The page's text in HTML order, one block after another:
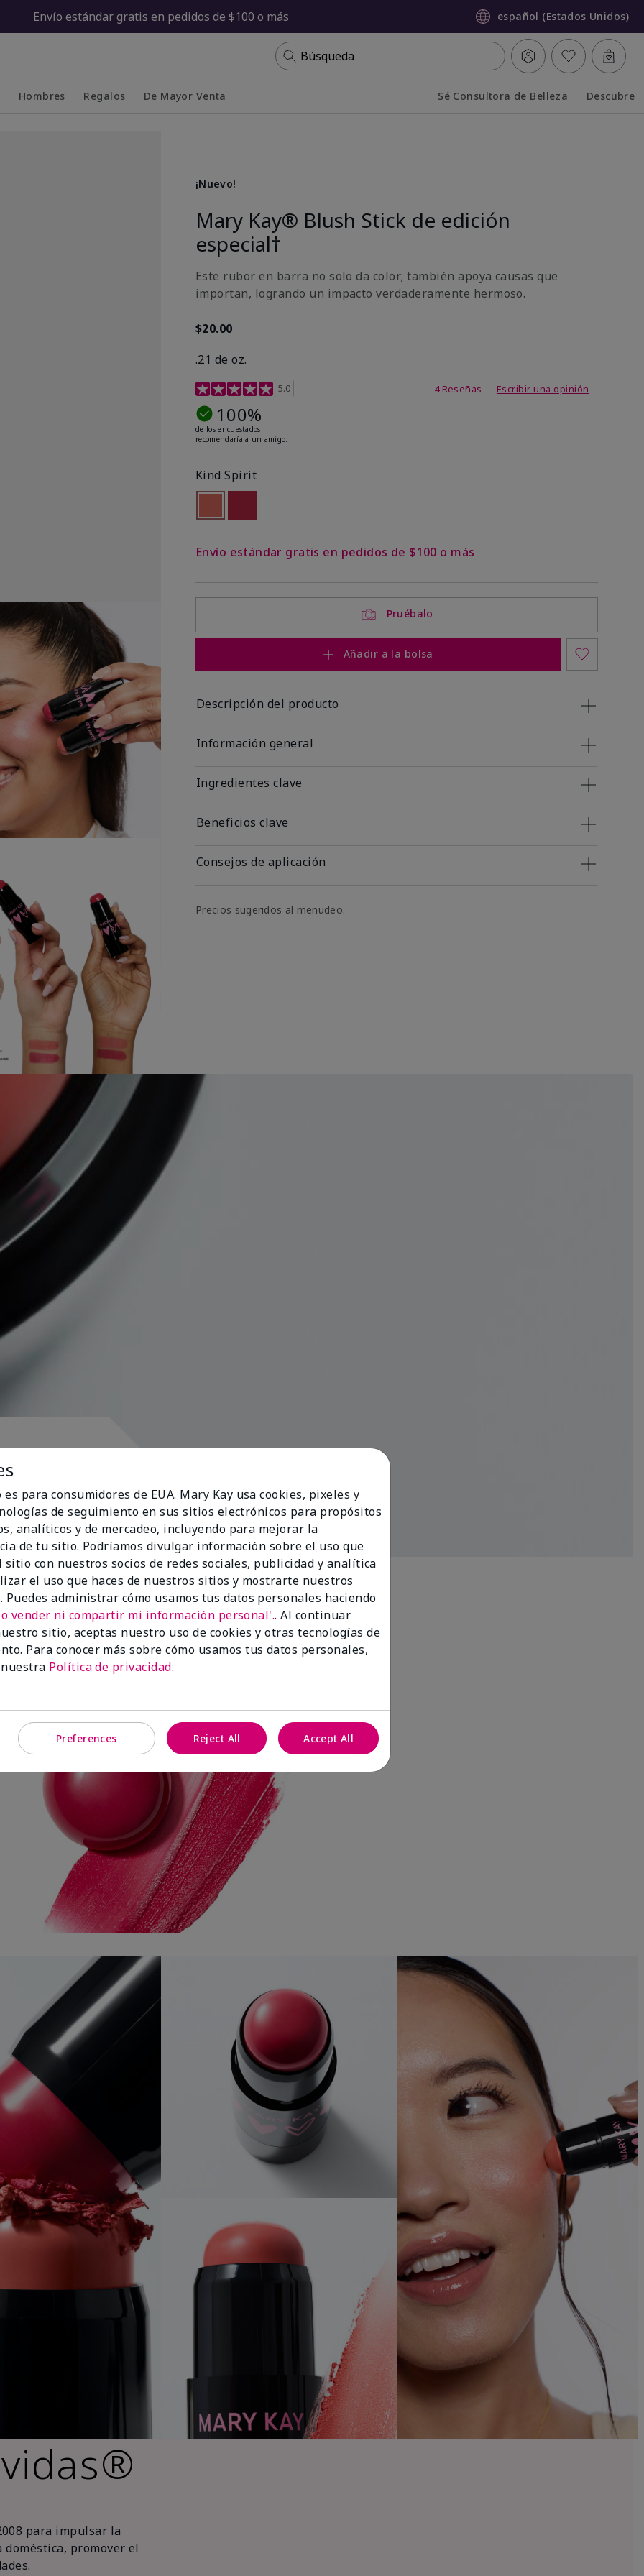
Envío estándar gratis en pedidos de $100 o más español (Estados Unidos)
Búsqueda
Hombres Regalos De Mayor Venta Sé Consultora de Belleza Descubre
¡Nuevo!
Mary Kay® Blush Stick de edición
especial†
Este rubor en barra no solo da color; también apoya causas que
importan, logrando un impacto verdaderamente hermoso.
$20.00
.21 de oz.
Calificación de clientes de 3,1 de 5
5.0 4 Reseñas Escribir una opinión
100%
de los encuestados
recomendaría a un amigo.
Kind Spirit
Envío estándar gratis en pedidos de $100 o más
Pruébalo
Añadir a la bolsa
Descripción del producto
Información general
Ingredientes clave
Beneficios clave
Consejos de aplicación
Precios sugeridos al menudeo.
al corazón
Spark Change
para impulsar la
promover el
es para consumidores de EUA. Mary Kay usa cookies, pixeles y
de seguimiento en sus sitios electrónicos para propósitos
analíticos y de mercadeo, incluyendo para mejorar la
de tu sitio. Podríamos divulgar información sobre el uso que
sitio con nuestros socios de redes sociales, publicidad y analítica
el uso que haces de nuestros sitios y mostrarte nuestros
Puedes administrar cómo usamos tus datos personales haciendo
vender ni compartir mi información personal'.. Al continuar
sitio, aceptas nuestro uso de cookies y otras tecnologías de
Para conocer más sobre cómo usamos tus datos personales,
Política de privacidad.
Preferences Reject All Accept All